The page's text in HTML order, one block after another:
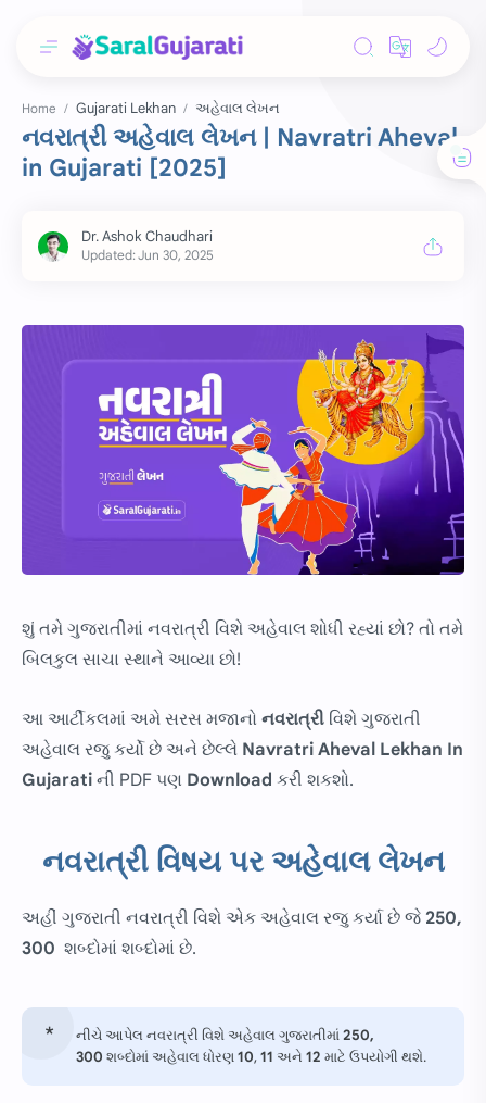
Home Gujarati Lekhan અહેવાલ લેખન
નવરાત્રી અહેવાલ લેખન | Navratri Aheval
in Gujarati [2025]
શું તમે ગુજરાતીમાં નવરાત્રી વિશે અહેવાલ શોધી રહ્યાં છો? તો તમે
બિલકુલ સાચા સ્થાને આવ્યા છો!
આ આર્ટીકલમાં અમે સરસ મજાનો નવરાત્રી વિશે ગુજરાતી
અહેવાલ રજુ કર્યો છે અને છેલ્લે Navratri Aheval Lekhan In
Gujarati ની PDF પણ Download કરી શકશો.
નવરાત્રી વિષય પર અહેવાલ લેખન
અહીં ગુજરાતી નવરાત્રી વિશે એક અહેવાલ રજુ કર્યા છે જે 250,
300 શબ્દોમાં શબ્દોમાં છે.
નીચે આપેલ નવરાત્રી વિશે અહેવાલ ગુજરાતીમાં250,
300 શબ્દોમાં અહેવાલ ધોરણ10,11 અને 12 માટે ઉપયોગી થશે.